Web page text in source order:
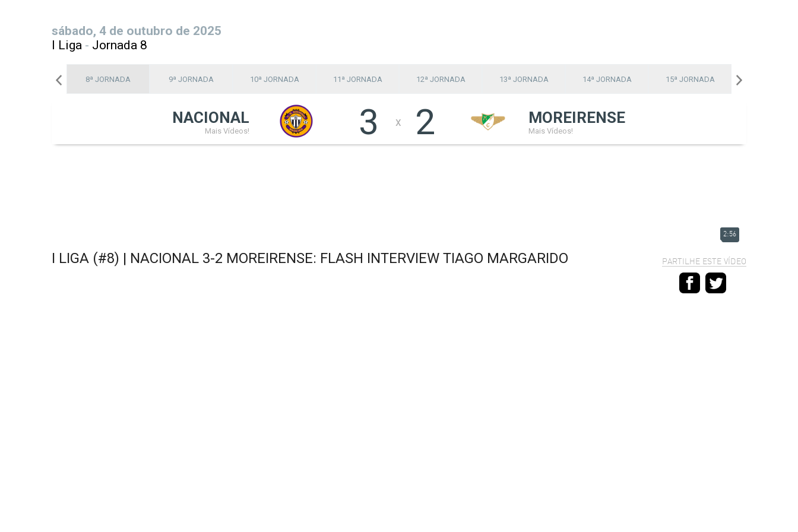
sábado, 4 de outubro de 2025
I Liga - Jornada 8
8ª JORNADA 9ª JORNADA 10ª JORNADA 11ª JORNADA 12ª JORNADA 13ª JORNADA 14ª JORNADA 15ª JORNADA
NACIONAL
Mais Vídeos! 3 x 2 MOREIRENSE
Mais Vídeos!
2:56
I LIGA (#8) | NACIONAL 3-2 MOREIRENSE: FLASH INTERVIEW TIAGO MARGARIDO PARTILHE ESTE VÍDEO